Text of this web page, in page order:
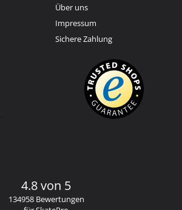
Über uns
Impressum
Sichere Zahlung
4.8 von 5
134958 Bewertungen